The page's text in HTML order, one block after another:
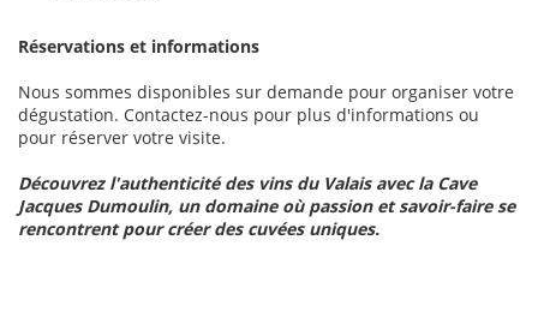
Réservations et informations
Nous sommes disponibles sur demande pour organiser votre
dégustation. Contactez-nous pour plus d'informations ou
pour réserver votre visite.
Découvrez l'authenticité des vins du Valais avec la Cave
Jacques Dumoulin, un domaine où passion et savoir-faire se
rencontrent pour créer des cuvées uniques.